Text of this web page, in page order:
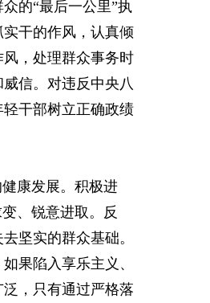
的“最后一公里”执
干的作风，认真倾
，处理群众事务时
信。对违反中央八
干部树立正确政绩
康发展。积极进
、锐意进取。反
坚实的群众基础。
果陷入享乐主义、
，只有通过严格落